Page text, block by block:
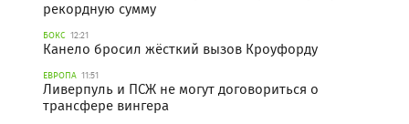
рекордную сумму
БОКС 12:21
Канело бросил жёсткий вызов Кроуфорду
ЕВРОПА 11:51
Ливерпуль и ПСЖ не могут договориться о
трансфере вингера